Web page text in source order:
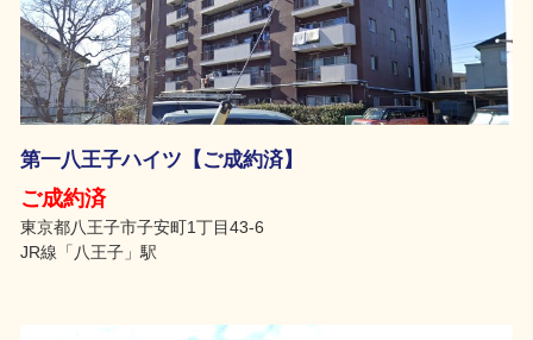
第一八王子ハイツ【ご成約済】
ご成約済
東京都八王子市子安町1丁目43-6
JR線「八王子」駅